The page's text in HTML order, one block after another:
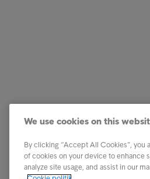
Vores services
Rapporter & indsigt
Om Intrum
We use cookies on this
By clicking “Accept All Cookies”, you
of cookies on your device to enhance
analyze site usage, and assist in our